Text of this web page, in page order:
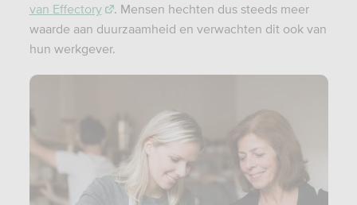
van Effectory
. Mensen hechten dus steeds meer
waarde aan duurzaamheid en verwachten dit ook van
hun werkgever.